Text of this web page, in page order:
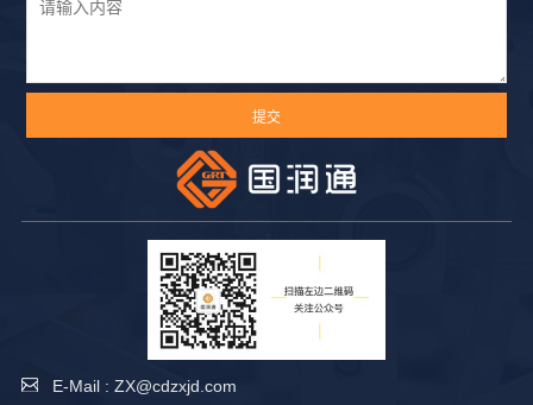
E-Mail : ZX@cdzxjd.com